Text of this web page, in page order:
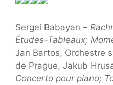
Sergei Babayan –
Études-Tableaux;
Jan Bartos, Orchestre
de Prague, Jakub
Concerto pour piano;